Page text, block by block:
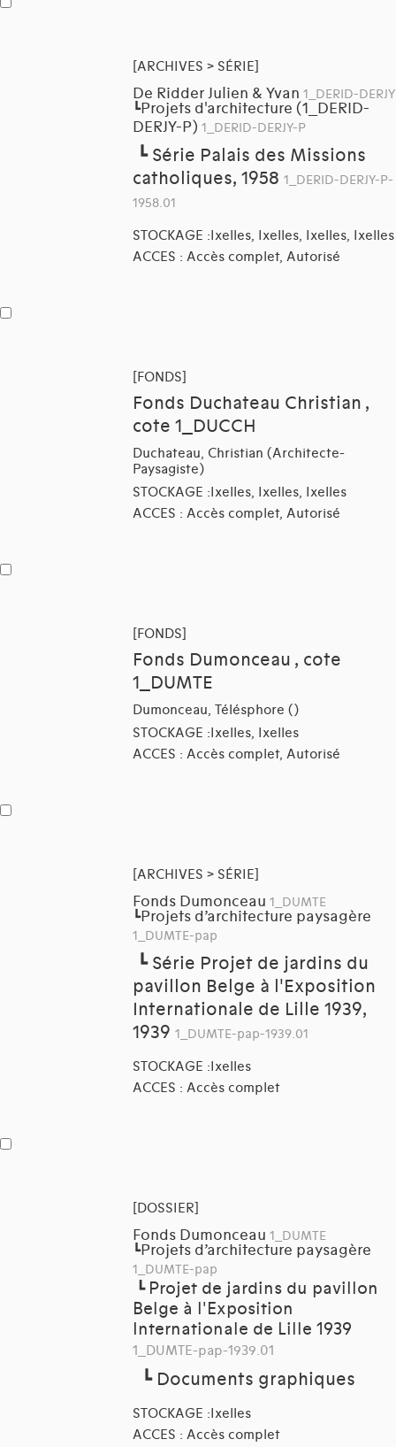
[ARCHIVES > SÉRIE]
De Ridder Julien & Yvan 1_DERID-DERJY
┗Projets d'architecture (1_DERID-
DERJY-P) 1_DERID-DERJY-P
┗ Série Palais des Missions
catholiques, 1958 1_DERID-DERJY-P-
1958.01
STOCKAGE :Ixelles, Ixelles, Ixelles, Ixelles
ACCES : Accès complet, Autorisé
[FONDS]
Fonds Duchateau Christian ,
cote 1_DUCCH
Duchateau, Christian (Architecte-
Paysagiste)
STOCKAGE :Ixelles, Ixelles, Ixelles
ACCES : Accès complet, Autorisé
[FONDS]
Fonds Dumonceau , cote
1_DUMTE
Dumonceau, Télésphore ()
STOCKAGE :Ixelles, Ixelles
ACCES : Accès complet, Autorisé
[ARCHIVES > SÉRIE]
Fonds Dumonceau 1_DUMTE
┗Projets d’architecture paysagère
1_DUMTE-pap
┗ Série Projet de jardins du
pavillon Belge à l'Exposition
Internationale de Lille 1939,
1939 1_DUMTE-pap-1939.01
STOCKAGE :Ixelles
ACCES : Accès complet
[DOSSIER]
Fonds Dumonceau 1_DUMTE
┗Projets d’architecture paysagère
1_DUMTE-pap
┗ Projet de jardins du pavillon
Belge à l'Exposition
Internationale de Lille 1939
1_DUMTE-pap-1939.01
┗Documents graphiques
STOCKAGE :Ixelles
ACCES : Accès complet